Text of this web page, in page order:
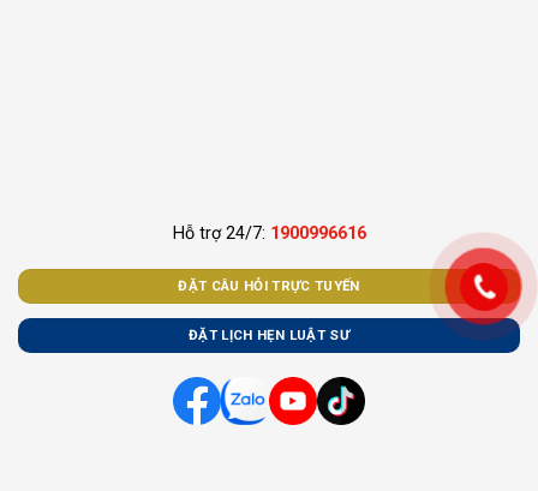
Hỗ trợ 24/7: 1900996616
ĐẶT CÂU HỎI TRỰC TUYẾN
ĐẶT LỊCH HẸN LUẬT SƯ